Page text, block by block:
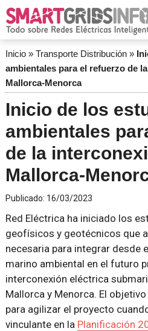
Inicio» Transporte Distribución»
ambientales para el refuerzo de
Mallorca-Menorca
Inicio de los
ambientales
de la
Mallorca-
Publicado: 16/03/2023
Red Eléctrica ha iniciado los
geofísicos y geotécnicos que
necesaria para integrar desde
marino ambiental en el futuro
interconexión eléctrica
Mallorca y Menorca. El
para agilizar el proyecto
vinculante en la Planificación